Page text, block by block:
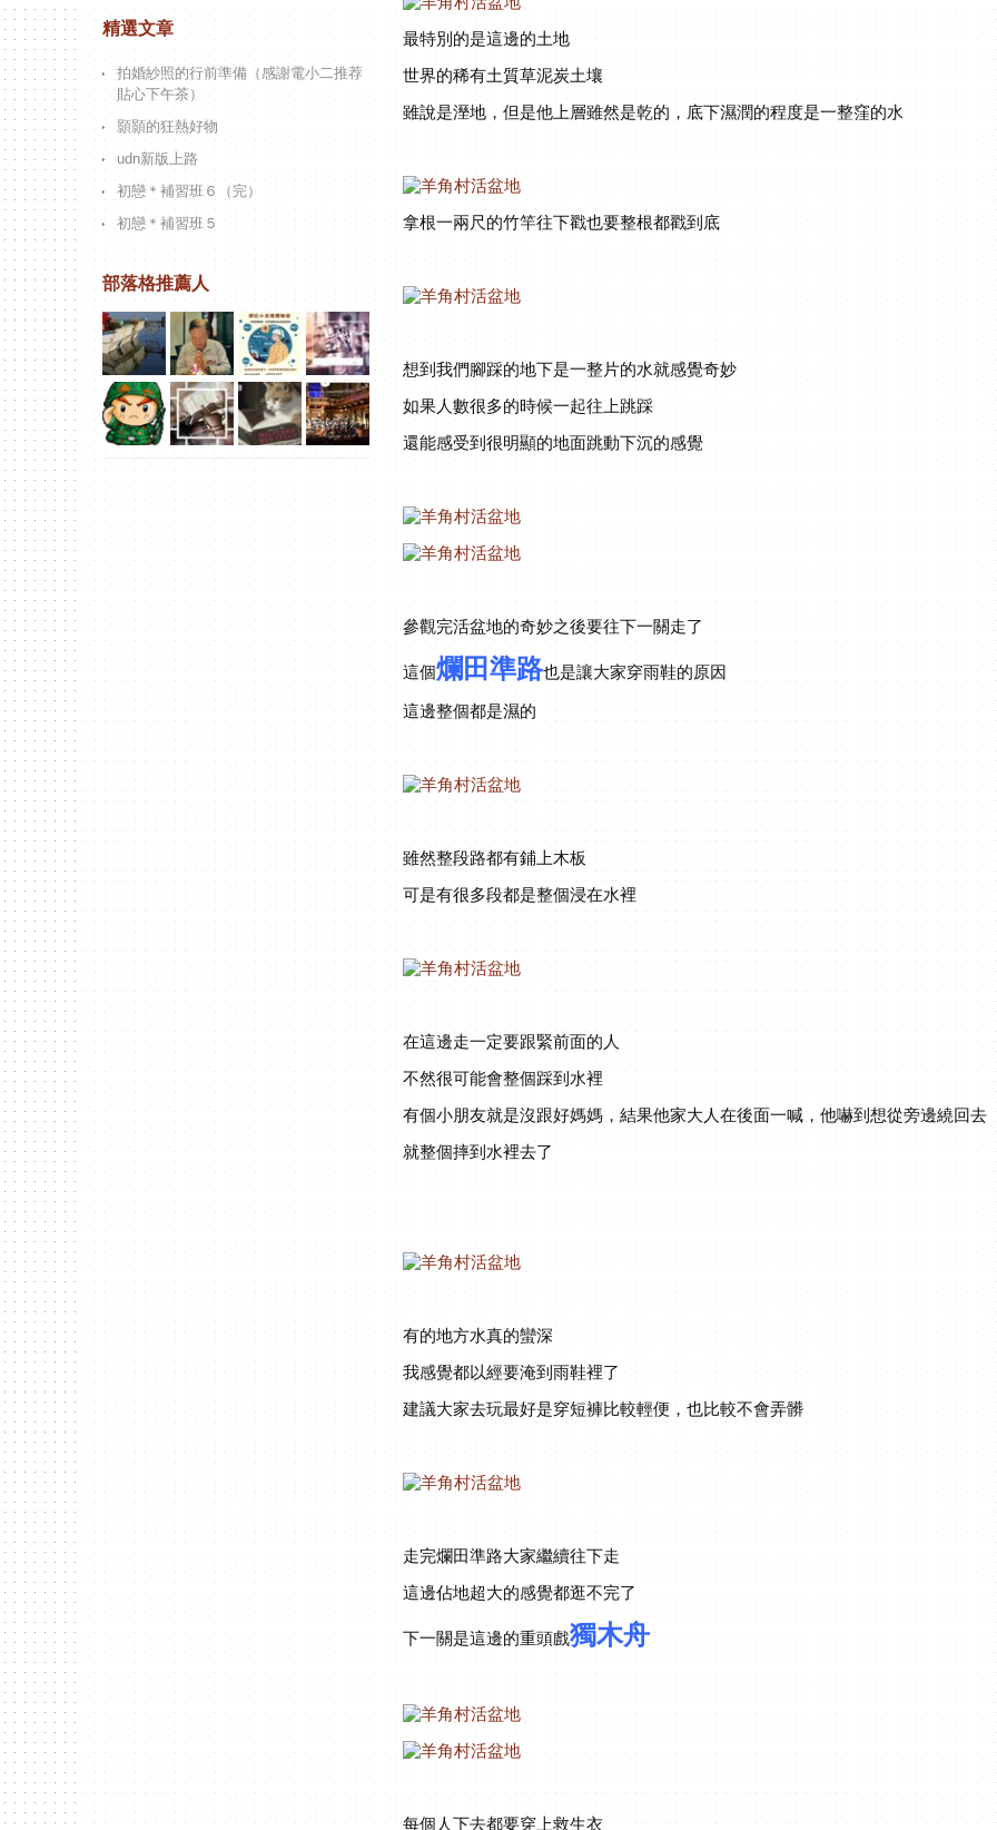
最特別的是這邊的土地
世界的稀有土質草泥炭土壤
雖說是溼地，但是他上層雖然是乾的，底下濕潤的程度是一整窪的水
拿根一兩尺的竹竿往下戳也要整根都戳到底
想到我們腳踩的地下是一整片的水就感覺奇妙
如果人數很多的時候一起往上跳踩
還能感受到很明顯的地面跳動下沉的感覺
參觀完活盆地的奇妙之後要往下一關走了
這個爛田準路也是讓大家穿雨鞋的原因
這邊整個都是濕的
雖然整段路都有鋪上木板
可是有很多段都是整個浸在水裡
在這邊走一定要跟緊前面的人
不然很可能會整個踩到水裡
有個小朋友就是沒跟好媽媽，結果他家大人在後面一喊，他嚇到想從旁邊繞回去
就整個摔到水裡去了
有的地方水真的蠻深
我感覺都以經要淹到雨鞋裡了
建議大家去玩最好是穿短褲比較輕便，也比較不會弄髒
走完爛田準路大家繼續往下走
這邊佔地超大的感覺都逛不完了
下一關是這邊的重頭戲獨木舟
每個人下去都要穿上救生衣
精選文章
拍婚紗照的行前準備（感謝電小二推荐
貼心下午茶）
顥顥的狂熱好物
udn新版上路
初戀＊補習班６（完）
初戀＊補習班５
部落格推薦人